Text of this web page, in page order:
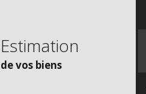
Estimation
de vos biens